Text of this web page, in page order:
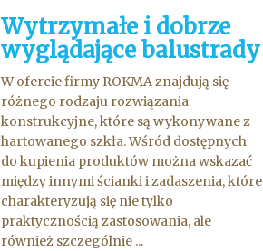
Wytrzymałe i dobrze
wyglądające balustrady
W ofercie firmy ROKMA znajdują się
różnego rodzaju rozwiązania
konstrukcyjne, które są wykonywane z
hartowanego szkła. Wśród dostępnych
do kupienia produktów można wskazać
między innymi ścianki i zadaszenia, które
charakteryzują się nie tylko
praktycznością zastosowania, ale
również szczególnie ...